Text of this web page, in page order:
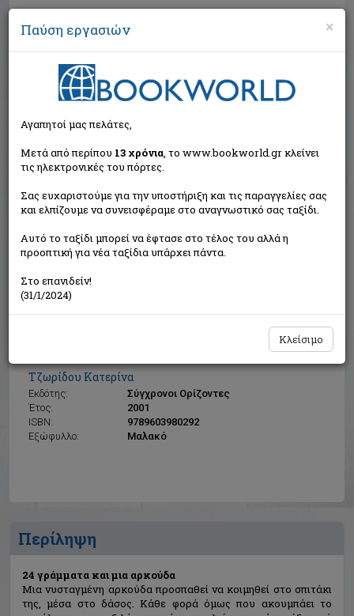
Αναζήτηση
Τζωρίδου Κατερίνα
Εκδότης:
Σύγχρονοι Ορίζοντες
Έτος:
2001
ISBN:
9789603980292
Εξώφυλλο:
Μαλακό
Εξαντλημένο από τον
εκδότη
Περίληψη
24 γράμματα και μια αρκούδα
Μια νυσταγμένη αρκούδα προσπαθεί να κοιμηθεί στο σπιτάκι
της, μέσα στο δάσος. Κάθε φορά όμως που ακουμπάει το
×
Παύση εργασιών
Αγαπητοί μας πελάτες,
Μετά από περίπου 13 χρόνια, το www.bookworld.gr κλείνει
τις ηλεκτρονικές του πόρτες.
Σας ευχαριστούμε για την υποστήριξη και τις παραγγελίες σας
και ελπίζουμε να συνεισφέραμε στο αναγνωστικό σας ταξίδι.
Αυτό το ταξίδι μπορεί να έφτασε στο τέλος του αλλά η
προοπτική για νέα ταξίδια υπάρχει πάντα.
Στο επανιδείν!
(31/1/2024)
Κλείσιμο